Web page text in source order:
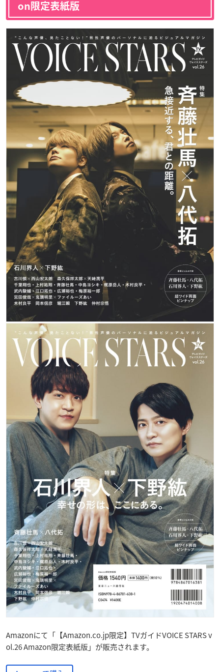
on限定表紙版
Amazonにて「【Amazon.co.jp限定】TVガイドVOICE STARS v
ol.26 Amazon限定表紙版」が販売されます。